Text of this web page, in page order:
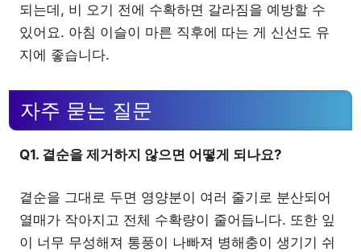
되는데, 비 오기 전에 수확하면 갈라짐을 예방할 수
있어요. 아침 이슬이 마른 직후에 따는 게 신선도 유
지에 좋습니다.
자주 묻는 질문
Q1. 곁순을 제거하지 않으면 어떻게 되나요?
곁순을 그대로 두면 영양분이 여러 줄기로 분산되어
열매가 작아지고 전체 수확량이 줄어듭니다. 또한 잎
이 너무 무성해져 통풍이 나빠져 병해충이 생기기 쉬